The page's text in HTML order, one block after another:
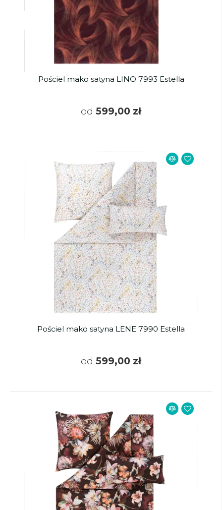
Pościel mako satyna LINO 7993 Estella
od 599,00 zł
Pościel mako satyna LENE 7990 Estella
od 599,00 zł